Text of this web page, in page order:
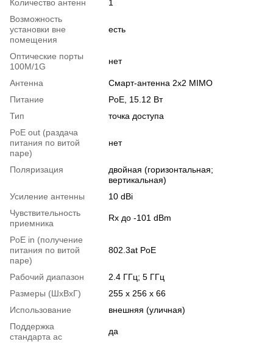
Количество антенн
1
Возможность
установки вне
помещения
есть
Оптические порты
100M/1G
нет
Антенна
Смарт-антенна 2x2 MIMO
Питание
PoE, 15.12 Вт
Тип
точка доступа
PoE out (раздача
питания по витой
паре)
нет
Поляризация
двойная (горизонтальная;
вертикальная)
Усиление антенны
10 dBi
Чувствительность
приемника
Rx до -101 dBm
PoE in (получение
питания по витой
паре)
802.3at PoE
Рабочий диапазон
2.4 ГГц; 5 ГГц
Размеры (ШxВxГ)
255 x 256 x 66
Использование
внешняя (уличная)
Поддержка
стандарта ac
да